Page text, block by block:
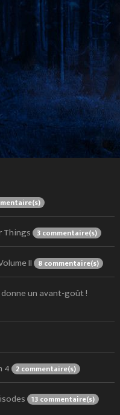
Things 3 commentaire(s)
II 8 commentaire(s)
un avant-goût !
4 2 commentaire(s)
13 commentaire(s)